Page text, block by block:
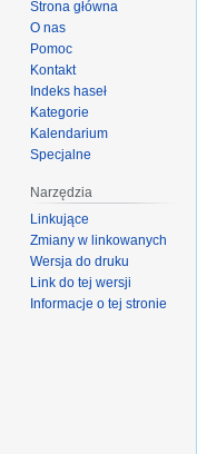
Strona główna
O nas
Pomoc
Kontakt
Indeks haseł
Kategorie
Kalendarium
Specjalne
Narzędzia
Linkujące
Zmiany w linkowanych
Wersja do druku
Link do tej wersji
Informacje o tej stronie